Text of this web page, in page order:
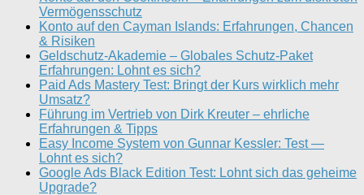
Vermögensschutz
Konto auf den Cayman Islands: Erfahrungen, Chancen
& Risiken
Geldschutz-Akademie – Globales Schutz-Paket
Erfahrungen: Lohnt es sich?
Paid Ads Mastery Test: Bringt der Kurs wirklich mehr
Umsatz?
Führung im Vertrieb von Dirk Kreuter – ehrliche
Erfahrungen & Tipps
Easy Income System von Gunnar Kessler: Test —
Lohnt es sich?
Google Ads Black Edition Test: Lohnt sich das geheime
Upgrade?